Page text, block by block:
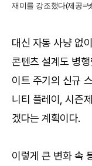
재미를 강조했다(제공=
대신 자동 사냥 없
콘텐츠 설계도 병
이트 주기의 신규
니티 플레이, 시즌
겠다는 계획이다.
이렇게 큰 변화 속